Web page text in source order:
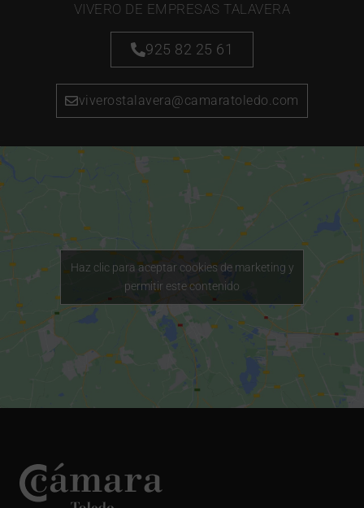
VIVERO DE EMPRESAS TALAVERA
925 82 25 61
viverostalavera@camaratoledo.com
Haz clic para aceptar cookies de marketing y
permitir este contenido